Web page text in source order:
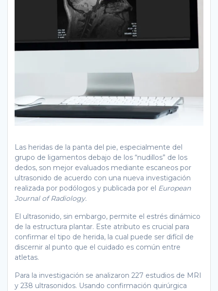
Las heridas de la panta del pie, especialmente del
grupo de ligamentos debajo de los “nudillos” de los
dedos, son mejor evaluados mediante escaneos por
ultrasonido de acuerdo con una nueva investigación
realizada por podólogos y publicada por el European
Journal of Radiology.
El ultrasonido, sin embargo, permite el estrés dinámico
de la estructura plantar. Este atributo es crucial para
confirmar el tipo de herida, la cual puede ser difícil de
discernir al punto que el cuidado es común entre
atletas.
Para la investigación se analizaron 227 estudios de MRI
y 238 ultrasonidos. Usando confirmación quirúrgica